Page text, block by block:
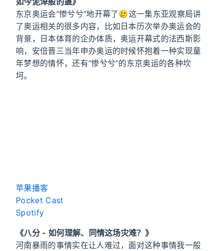
东京奥运会“惨兮兮”地开幕了🥲这一集东亚观察局讲
了奥运相关的很多内容，比如日本历次举办奥运会的
背景，日本体育的企办体质，奥运开幕式的法西斯影
响，安倍晋三当年申办奥运的时候怀抱着一种实现童
年梦想的情怀，还有“惨兮兮”的东京奥运的各种坎
坷。
苹果播客
Pocket Cast
Spotify
《八分 - 如何理解、同情这场灾难？》
河南暴雨的事情实在让人难过，面对这种事情我一般